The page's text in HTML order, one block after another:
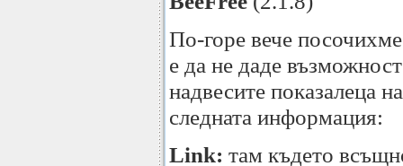
По-горе вече
е да не даде
надвесите показалеца
следната информация:
Link: там където